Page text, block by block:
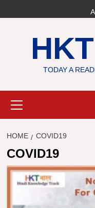
to
TODAY A
Menu
HOME COVID19
COVID19